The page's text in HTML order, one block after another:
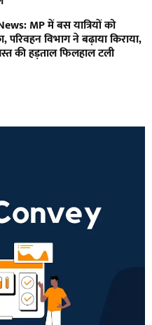
MP में बस यात्रियों को
परिवहन विभाग ने बढ़ाया किराया,
की हड़ताल फिलहाल टली